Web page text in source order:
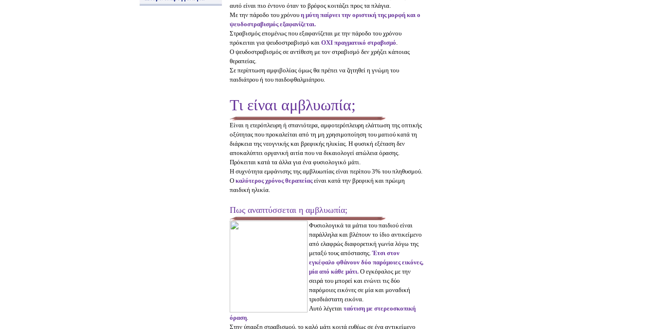
αυτό είναι πιο έντονο όταν το βρέφος κοιτάζει προς τα πλάγια.
Με την πάροδο του χρόνου η μύτη παίρνει την οριστική της μορφή και ο
ψευδοστραβισμός εξαφανίζεται.
Στραβισμός επομένως που εξαφανίζεται με την πάροδο του χρόνου
πρόκειται για ψευδοστραβισμό και ΟΧΙ πραγματικό στραβισμό.
Ο ψευδοστραβισμός σε αντίθεση με τον στραβισμό δεν χρήζει κάποιας
θεραπείας.
Σε περίπτωση αμφιβολίας όμως θα πρέπει να ζητηθεί η γνώμη του
παιδιάτρου ή του παιδοφθαλμιάτρου.
Τι είναι αμβλυωπία;
Είναι η ετερόπλευρη ή σπανιότερα, αμφοτερόπλευρη ελάττωση της οπτικής
οξύτητας που προκαλείται από τη μη χρησιμοποίηση του ματιού κατά τη
διάρκεια της νεογνικής και βρεφικής ηλικίας. Η φυσική εξέταση δεν
αποκαλύπτει οργανική αιτία που να δικαιολογεί απώλεια όρασης.
Πρόκειται κατά τα άλλα για ένα φυσιολογικό μάτι.
Η συχνότητα εμφάνισης της αμβλυωπίας είναι περίπου 3% του πληθυσμού.
Ο καλύτερος χρόνος θεραπείαςείναι κατά την βρεφική και πρώιμη
παιδική ηλικία.
Πως αναπτύσσεται η αμβλυωπία;
Φυσιολογικά τα μάτια του παιδιού είναι
παράλληλα και βλέπουν το ίδιο αντικείμενο
από ελαφρώς διαφορετική γωνία λόγω της
μεταξύ τους απόστασης.Έτσι στον
εγκέφαλο φθάνουν δύο παρόμοιες εικόνες,
μία από κάθε μάτι. Ο εγκέφαλος με την
σειρά του μπορεί και ενώνει τις δύο
παρόμοιες εικόνες σε μία και μοναδική
τρισδιάστατη εικόνα.
Αυτό λέγεται ταύτιση με στερεοσκοπική
όραση.
Στην ύπαρξη στραβισμού, το καλό μάτι κοιτά ευθέως σε ένα αντικείμενο